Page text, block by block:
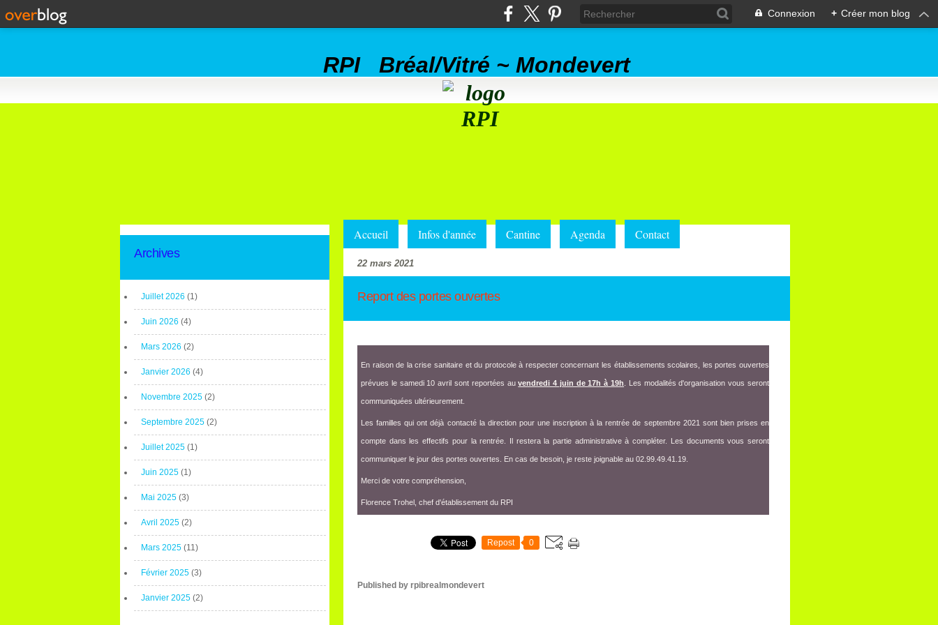
Connexion + Créer mon blog
RPI Bréal/Vitré ~ Mondevert
Archives
Juillet 2026 (1)
Juin 2026 (4)
Mars 2026 (2)
Janvier 2026 (4)
Novembre 2025 (2)
Septembre 2025 (2)
Juillet 2025 (1)
Juin 2025 (1)
Mai 2025 (3)
Avril 2025 (2)
Mars 2025 (11)
Février 2025 (3)
Janvier 2025 (2)
Accueil Infos d'année Cantine Agenda Contact
22 mars 2021
Report des portes ouvertes
En raison de la crise sanitaire et du protocole à respecter concernant les établissements scolaires, les portes ouvertes
prévues le samedi 10 avril sont reportées auvendredi 4 juin de 17h à 19h . Les modalités d'organisation vous seront
communiquées ultérieurement.
Les familles qui ont déjà contacté la direction pour une inscription à la rentrée de septembre 2021 sont bien prises en
compte dans les effectifs pour la rentrée. Il restera la partie administrative à compléter. Les documents vous seront
communiquer le jour des portes ouvertes. En cas de besoin, je reste joignable au 02.99.49.41.19.
Merci de votre compréhension,
Florence Trohel, chef d'établissement du RPI
Repost 0
Published by rpibrealmondevert